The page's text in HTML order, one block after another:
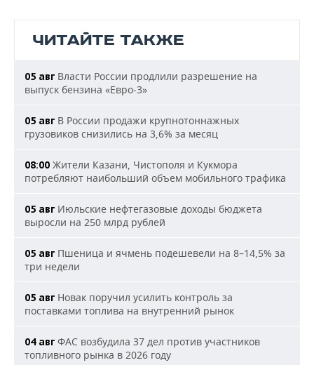
ЧИТАЙТЕ ТАКЖЕ
05 авг Власти России продлили разрешение на
выпуск бензина «Евро-3»
05 авг В России продажи крупнотоннажных
грузовиков снизились на 3,6% за месяц
08:00 Жители Казани, Чистополя и Кукмора
потребляют наибольший объем мобильного трафика
05 авг Июльские нефтегазовые доходы бюджета
выросли на 250 млрд рублей
05 авг Пшеница и ячмень подешевели на 8–14,5% за
три недели
05 авг Новак поручил усилить контроль за
поставками топлива на внутренний рынок
04 авг ФАС возбудила 37 дел против участников
топливного рынка в 2026 году